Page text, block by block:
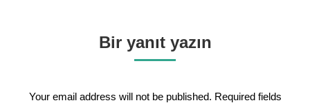
Bir yanıt yazın
Your email address will not be published. Required fields